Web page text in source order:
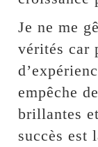
Je ne me
vérités car
empêche
brillantes
succès est